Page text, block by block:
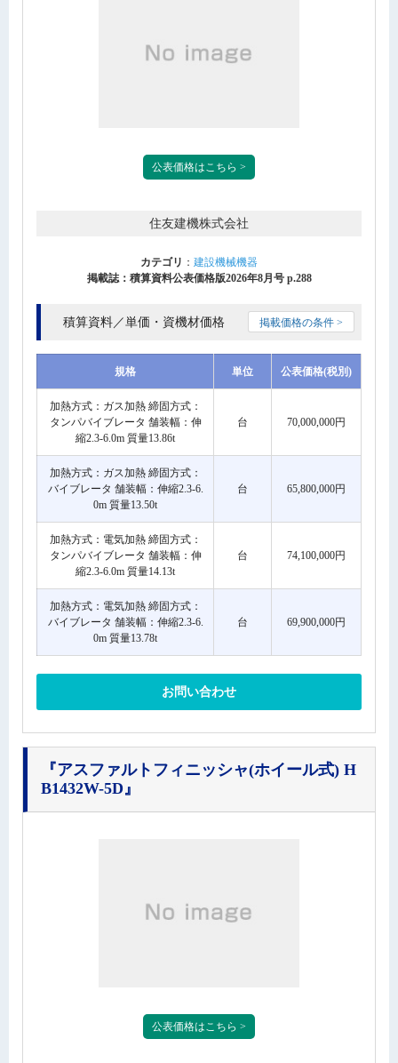
公表価格はこちら >
住友建機株式会社
カテゴリ ： 建設機械機器
掲載誌：積算資料公表価格版2026年8月号 p.288
積算資料／単価・資機材価格 掲載価格の条件 >
規格 単位 公表価格(税別)
加熱方式：ガス加熱 締固方式：
タンパバイブレータ 舗装幅：伸
縮2.3-6.0m 質量13.86t
台 70,000,000円
加熱方式：ガス加熱 締固方式：
バイブレータ 舗装幅：伸縮2.3-6.
0m 質量13.50t
台 65,800,000円
加熱方式：電気加熱 締固方式：
タンパバイブレータ 舗装幅：伸
縮2.3-6.0m 質量14.13t
台 74,100,000円
加熱方式：電気加熱 締固方式：
バイブレータ 舗装幅：伸縮2.3-6.
0m 質量13.78t
台 69,900,000円
お問い合わせ
『アスファルトフィニッシャ(ホイール式) H
B1432W-5D』
公表価格はこちら >